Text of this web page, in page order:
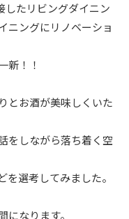
合わせ
したリビングダイニン
ニングにリノベーショ
新！！
とお酒が美味しくいた
をしながら落ち着く空
選考してみました。
なります。